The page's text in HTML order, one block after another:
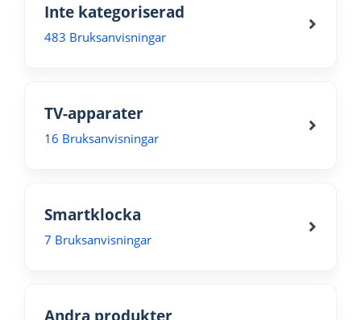
Inte kategoriserad
483 Bruksanvisningar
TV-apparater
16 Bruksanvisningar
Smartklocka
7 Bruksanvisningar